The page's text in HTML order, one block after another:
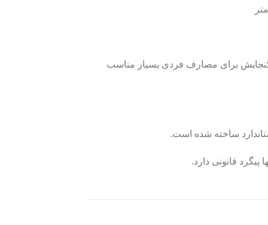
سانتی‌متر بوده و گنجایشی معادل 370 میلی لیتر دارد. این گنجایش برای مصارف فردی بسیار مناسب
ساخته شده است.
قانونی دارد.